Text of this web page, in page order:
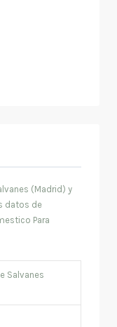
(Madrid) y
datos de
Para
Salvanes